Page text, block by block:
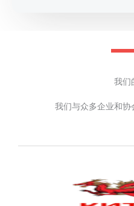
我们
我们与众多企业和协